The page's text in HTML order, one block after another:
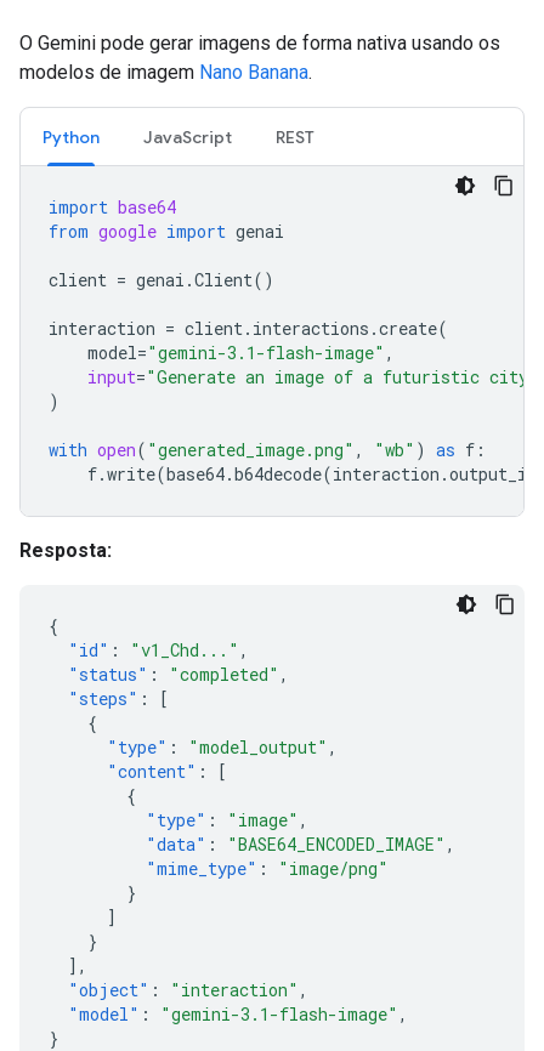
O Gemini pode gerar imagens de forma nativa usando os
modelos de imagem Nano Banana.
Python JavaScript REST
import base64
from google import genai
client = genai .Client()
interaction = client. interactions .create(
model="gemini-3.1-flash-image" ,
input="Generate an image of a futuristic city
)
with open( "generated_image.png" , "wb" ) as f :
f.write(base64.b64decode(interaction .
Resposta:
{
"id" : "v1_Chd..." ,
"status" : "completed" ,
"steps" :
[
{
"type" : "model_output" ,
"content" :
[
{
"type" : "image" ,
"data" : "BASE64_ENCODED_IMAGE" ,
"mime_type" :
"image/png"
}
]
}
],
"object" : "interaction" ,
"model" : "gemini-3.1-flash-image" ,
}